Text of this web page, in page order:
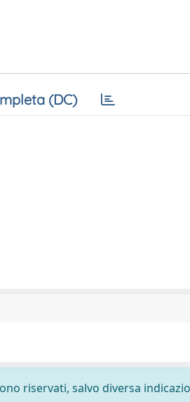
(DC)
riservati, salvo diversa